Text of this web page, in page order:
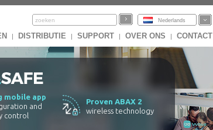
Nederlands
| DISTRIBUTIE | SUPPORT | OVER ONS | CONTACT
mobile app
and
control
Proven ABAX 2
wireless technology